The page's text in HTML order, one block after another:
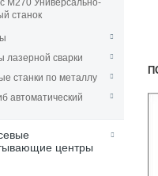
M270 Универсально-
станок
лазерной сварки
станки по металлу
автоматический
центры